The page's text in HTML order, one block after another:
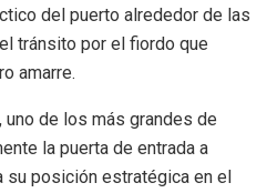
del puerto alrededor de las
tránsito por el fiordo que
amarre.
uno de los más grandes de
la puerta de entrada a
su posición estratégica en el